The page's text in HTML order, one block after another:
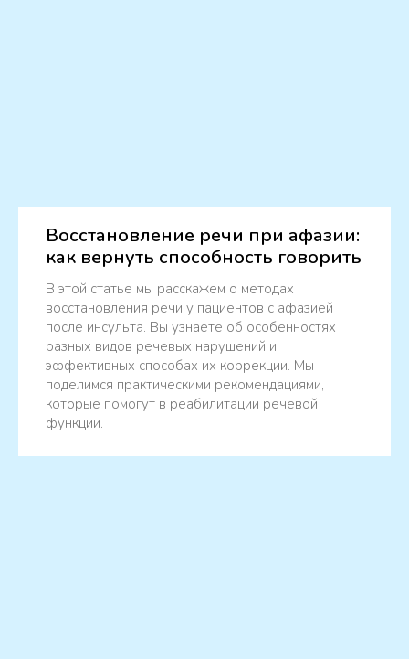
Восстановление речи при афазии:
как вернуть способность говорить
В этой статье мы расскажем о методах
восстановления речи у пациентов с афазией
после инсульта. Вы узнаете об особенностях
разных видов речевых нарушений и
эффективных способах их коррекции. Мы
поделимся практическими рекомендациями,
которые помогут в реабилитации речевой
функции.